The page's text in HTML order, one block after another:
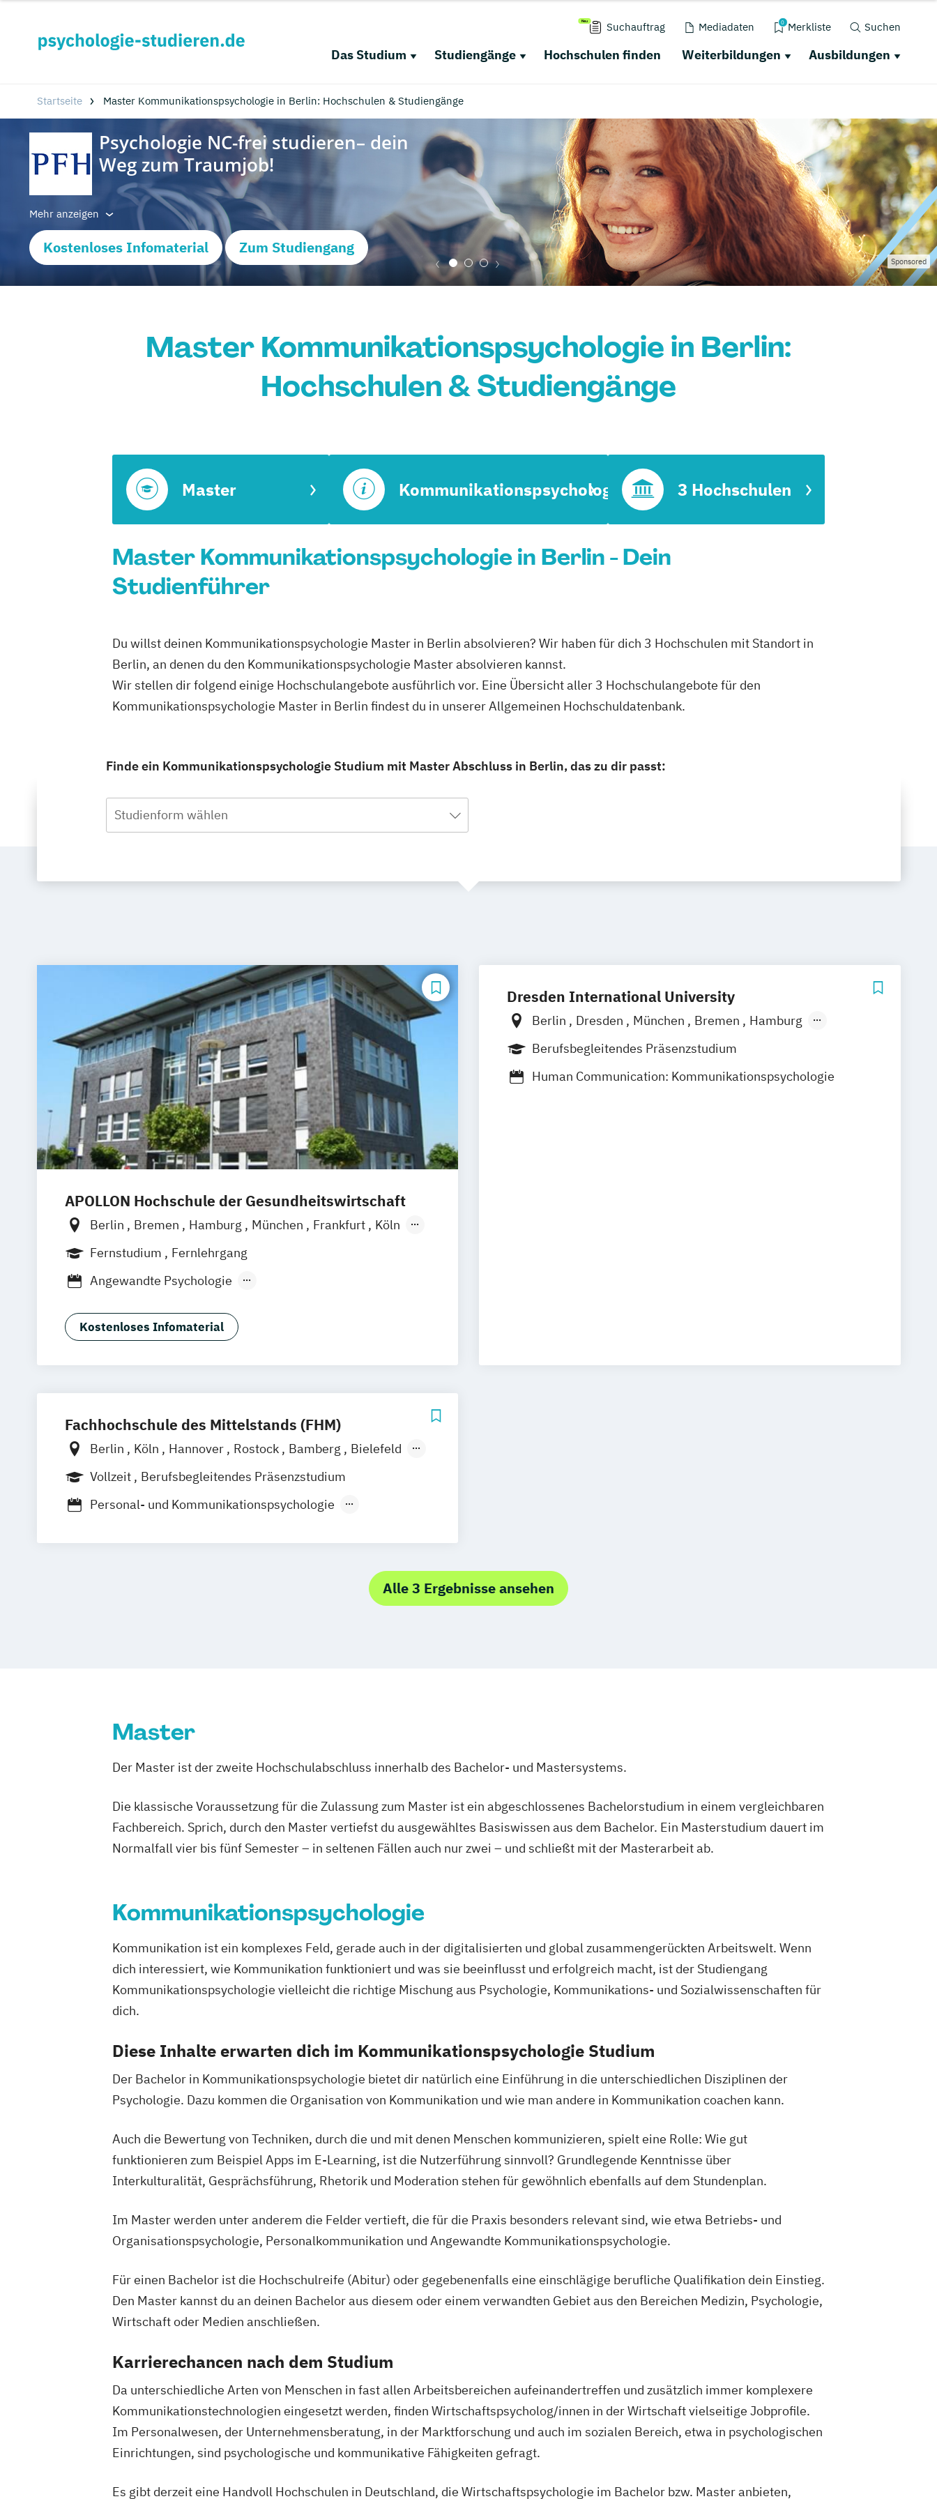
Suchauftrag Mediadaten 0 Merkliste Suchen
Das Studium Studiengänge Hochschulen finden Weiterbildungen Ausbildungen
Startseite Master Kommunikationspsychologie in Berlin: Hochschulen & Studiengänge
Mehr anzeigen
Kostenloses Infomaterial Zum Studiengang
Sponsored
Master Kommunikationspsychologie in Berlin:
Hochschulen & Studiengänge
Master Kommunikationspsychologie 3 Hochschulen
Master Kommunikationspsychologie in Berlin - Dein
Studienführer
Du willst deinen Kommunikationspsychologie Master in Berlin absolvieren? Wir haben für dich 3 Hochschulen mit Standort in
Berlin, an denen du den Kommunikationspsychologie Master absolvieren kannst.
Wir stellen dir folgend einige Hochschulangebote ausführlich vor. Eine Übersicht aller 3 Hochschulangebote für den
Kommunikationspsychologie Master in Berlin findest du in unserer Allgemeinen Hochschuldatenbank.
Finde ein Kommunikationspsychologie Studium mit Master Abschluss in Berlin, das zu dir passt:
Studienform wählen
APOLLON Hochschule der Gesundheitswirtschaft
Berlin Bremen Hamburg München Frankfurt
Köln
Göttingen
Leipzig Stuttgart
Fernstudium
Fernlehrgang
Angewandte Psychologie
Gesundheitspsychologie Grundlagen Psychologie
Psychologie Psychologie für Führungskräfte
Sportpsychologie
Kostenloses Infomaterial
Dresden International University
Berlin Dresden München Bremen
Hamburg
Leipzig
Nürnberg Köln Stuttgart
Berufsbegleitendes Präsenzstudium
Human Communication: Kommunikationspsychologie
Fachhochschule des Mittelstands (FHM)
Berlin Köln Hannover Rostock Bamberg
Bielefeld
Düren
Frechen Waldshut
Vollzeit
Berufsbegleitendes Präsenzstudium
Personal- und Kommunikationspsychologie
Alle 3 Ergebnisse ansehen
Master
Der Master ist der zweite Hochschulabschluss innerhalb des Bachelor- und Mastersystems.
Die klassische Voraussetzung für die Zulassung zum Master ist ein abgeschlossenes Bachelorstudium in einem vergleichbaren
Fachbereich. Sprich, durch den Master vertiefst du ausgewähltes Basiswissen aus dem Bachelor. Ein Masterstudium dauert im
Normalfall vier bis fünf Semester – in seltenen Fällen auch nur zwei – und schließt mit der Masterarbeit ab.
Kommunikationspsychologie
Kommunikation ist ein komplexes Feld, gerade auch in der digitalisierten und global zusammengerückten Arbeitswelt. Wenn
dich interessiert, wie Kommunikation funktioniert und was sie beeinflusst und erfolgreich macht, ist der Studiengang
Kommunikationspsychologie vielleicht die richtige Mischung aus Psychologie, Kommunikations- und Sozialwissenschaften für
dich.
Diese Inhalte erwarten dich im Kommunikationspsychologie Studium
Der Bachelor in Kommunikationspsychologie bietet dir natürlich eine Einführung in die unterschiedlichen Disziplinen der
Psychologie. Dazu kommen die Organisation von Kommunikation und wie man andere in Kommunikation coachen kann.
Auch die Bewertung von Techniken, durch die und mit denen Menschen kommunizieren, spielt eine Rolle: Wie gut
funktionieren zum Beispiel Apps im E-Learning, ist die Nutzerführung sinnvoll? Grundlegende Kenntnisse über
Interkulturalität, Gesprächsführung, Rhetorik und Moderation stehen für gewöhnlich ebenfalls auf dem Stundenplan.
Im Master werden unter anderem die Felder vertieft, die für die Praxis besonders relevant sind, wie etwa Betriebs- und
Organisationspsychologie, Personalkommunikation und Angewandte Kommunikationspsychologie.
Für einen Bachelor ist die Hochschulreife (Abitur) oder gegebenenfalls eine einschlägige berufliche Qualifikation dein Einstieg.
Den Master kannst du an deinen Bachelor aus diesem oder einem verwandten Gebiet aus den Bereichen Medizin, Psychologie,
Wirtschaft oder Medien anschließen.
Karrierechancen nach dem Studium
Da unterschiedliche Arten von Menschen in fast allen Arbeitsbereichen aufeinandertreffen und zusätzlich immer komplexere
Kommunikationstechnologien eingesetzt werden, finden Wirtschaftspsycholog/innen in der Wirtschaft vielseitige Jobprofile.
Im Personalwesen, der Unternehmensberatung, in der Marktforschung und auch im sozialen Bereich, etwa in psychologischen
Einrichtungen, sind psychologische und kommunikative Fähigkeiten gefragt.
Es gibt derzeit eine Handvoll Hochschulen in Deutschland, die Wirtschaftspsychologie im Bachelor bzw. Master anbieten,